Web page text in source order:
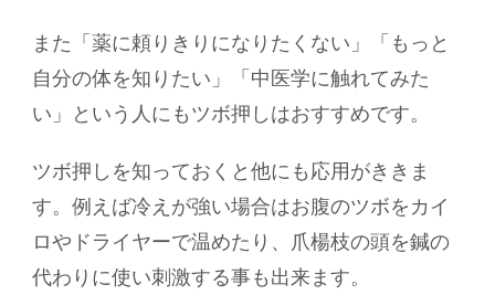
また「薬に頼りきりになりたくない」「もっと
自分の体を知りたい」「中医学に触れてみた
い」という人にもツボ押しはおすすめです。
ツボ押しを知っておくと他にも応用がききま
す。例えば冷えが強い場合はお腹のツボをカイ
ロやドライヤーで温めたり、爪楊枝の頭を鍼の
代わりに使い刺激する事も出来ます。